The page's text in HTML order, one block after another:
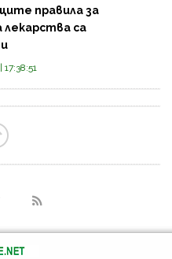
правила за
лекарства са